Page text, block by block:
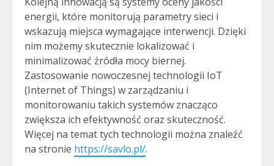
energii, które monitorują parametry sieci i
wskazują miejsca wymagające interwencji. Dzięki
nim możemy skutecznie lokalizować i
minimalizować źródła mocy biernej.
Zastosowanie nowoczesnej technologii IoT
(Internet of Things) w zarządzaniu i
monitorowaniu takich systemów znacząco
zwiększa ich efektywność oraz skuteczność.
Więcej na temat tych technologii można znaleźć
na stronie https://savlo.pl/.